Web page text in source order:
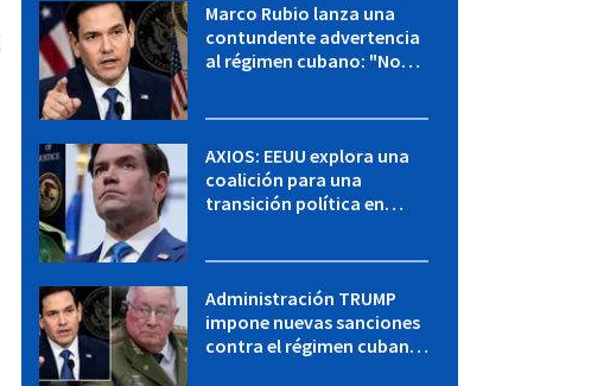
Marco Rubio lanza una
contundente advertencia
al régimen cubano: "No
AXIOS: EEUU explora una
coalición para una
transición política en
Administración TRUMP
impone nuevas sanciones
contra el régimen cubano: